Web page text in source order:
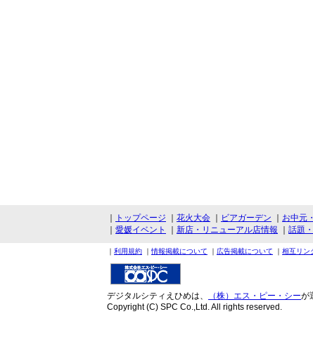
トップページ 花火大会 ビアガーデン お中元
愛媛イベント 新店・リニューアル店情報 話題
｜ 利用規約 ｜ 情報掲載について ｜ 広告掲載について ｜ 相互リン
デジタルシティえひめは、 （株）エス・ピー・シーが
Copyright (C) SPC Co.,Ltd. All rights reserved.